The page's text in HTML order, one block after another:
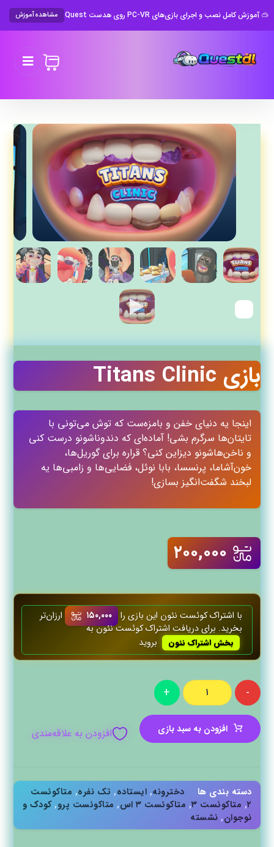
🥽 آموزش کامل نصب و اجرای بازی‌های PC-VR روی هدست Meta Quest مشاهده آموزش
بازی Titans Clinic
اینجا یه دنیای خفن و بامزه‌ست که توش می‌تونی با
تایتان‌ها سرگرم بشی! آماده‌ای که دندوناشونو درست کنی
و ناخن‌هاشونو دیزاین کنی؟ قراره برای گوریل‌ها،
خون‌آشاما، پرنسسا، بابا نوئل، فضایی‌ها و زامبی‌ها یه
لبخند شگفت‌انگیز بسازی!
۲۰۰,۰۰۰
با اشتراک کوئست‌ نئون این بازی را ۱۵۰,۰۰۰
ارزان‌تر
بخرید. برای دریافت اشتراک کوئست‌ نئون به
بخش اشتراک نئون بروید
-
+
افزودن به سبد بازی افزودن به علاقه‌مندی
دسته بندی ها دخترونه, ایستاده, تک نفره, متاکوئست
۲, متاکوئست ۳ , متاکوئست ۳ اس , متاکوئست پرو,کودک و
نوجوان, نشسته